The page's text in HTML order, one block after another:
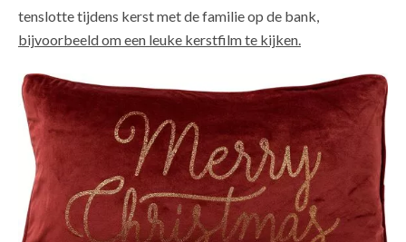
tenslotte tijdens kerst met de familie op de bank,
bijvoorbeeld om een leuke kerstfilm te kijken.